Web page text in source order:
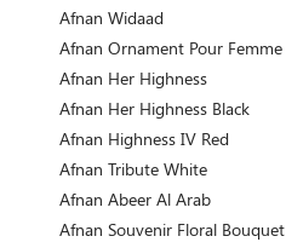
Afnan Widaad
Afnan Ornament Pour Femme
Afnan Her Highness
Afnan Her Highness Black
Afnan Highness IV Red
Afnan Tribute White
Afnan Abeer Al Arab
Afnan Souvenir Floral Bouquet